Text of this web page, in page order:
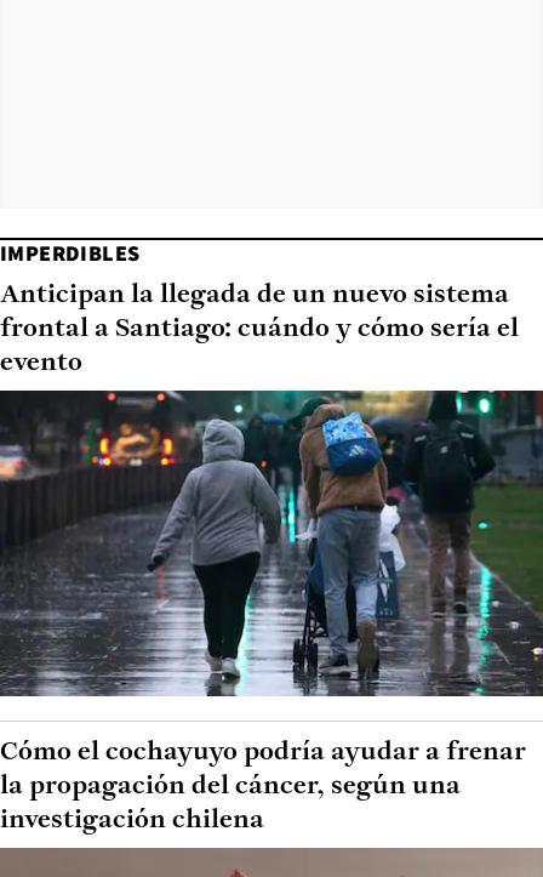
IMPERDIBLES
Anticipan la llegada de un nuevo sistema
frontal a Santiago: cuándo y cómo sería el
evento
Cómo el cochayuyo podría ayudar a frenar
la propagación del cáncer, según una
investigación chilena